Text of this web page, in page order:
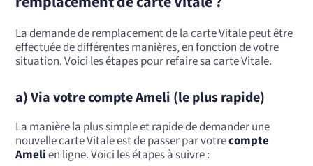
La demande de remplacement de la carte Vitale peut être
effectuée de différentes manières, en fonction de votre
situation. Voici les étapes pour refaire sa carte Vitale.
a) Via votre compte Ameli (le plus rapide)
La manière la plus simple et rapide de demander une
nouvelle carte Vitale est de passer par votrecompte
Amelien ligne. Voici les étapes à suivre :